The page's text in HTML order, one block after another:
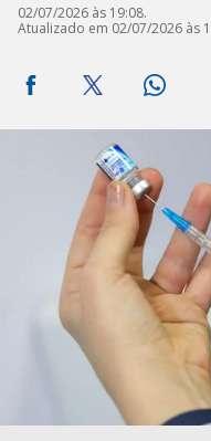
02/07/2026 às 19:08.
Atualizado em 02/07/2026 às